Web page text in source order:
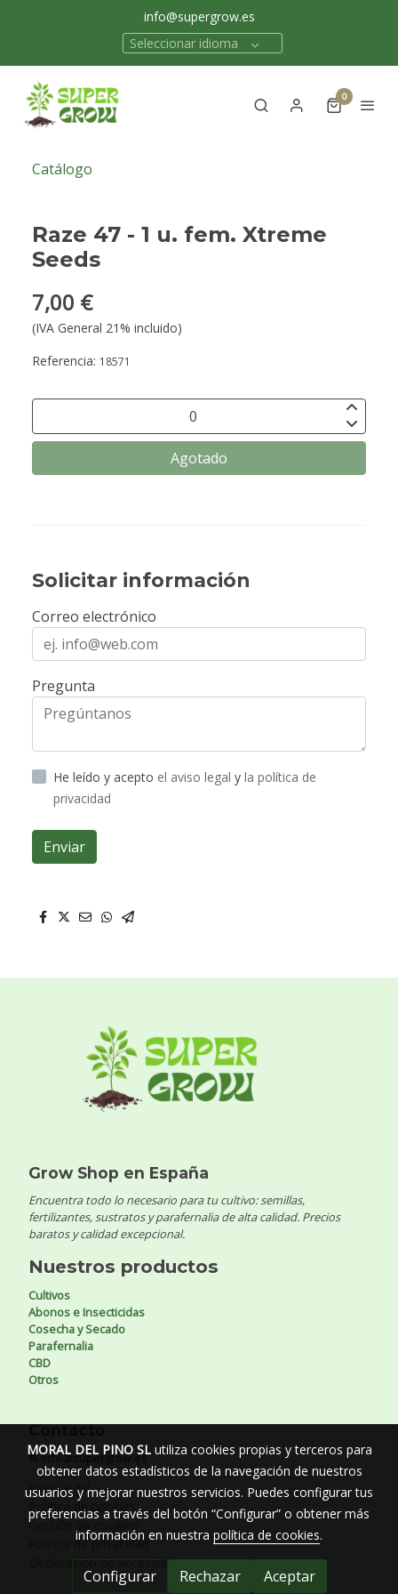
info@supergrow.es
Seleccionar idioma
0
Catálogo
Raze 47 - 1 u. fem. Xtreme
Seeds
7,00 €
(IVA General 21% incluido)
Referencia: 18571
Agotado
Solicitar información
Correo electrónico
Pregunta
He leído y acepto el aviso legal y la política de
privacidad
Enviar
Grow Shop en España
Encuentra todo lo necesario para tu cultivo: semillas,
fertilizantes, sustratos y parafernalia de alta calidad. Precios
baratos y calidad excepcional.
Nuestros productos
Cultivos
Abonos e Insecticidas
Cosecha y Secado
Parafernalia
CBD
Otros
Contacto
✉ info@supergrow.es
Aviso legal
Política de cookies
Gestión de cookies
Política de privacidad
Declaración de accesibilidad
MORAL DEL PINO SLutiliza cookies propias y terceros para
obtener datos estadísticos de la navegación de nuestros
usuarios y mejorar nuestros servicios. Puedes configurar tus
preferencias a través del botón “Configurar” o obtener más
información en nuestra política de cookies.
Configurar Rechazar Aceptar